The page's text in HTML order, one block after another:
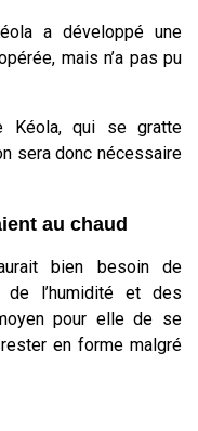
a développé une
mais n’a pas pu
Kéola, qui se gratte
sera donc nécessaire
au chaud
bien besoin de
de l’humidité et des
pour elle de se
en forme malgré